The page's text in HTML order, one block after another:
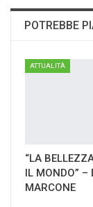
POTREBBE
ATTUALITÀ
“LA
IL MONDO” –
MARCONE